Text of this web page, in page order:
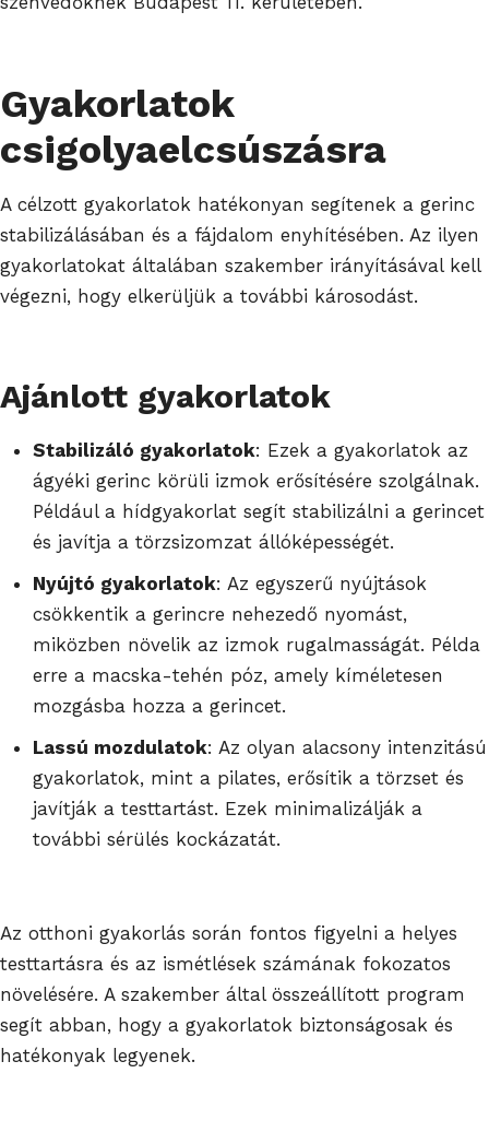
Gyakorlatok
csigolyaelcsúszásra
A célzott gyakorlatok hatékonyan segítenek a gerinc
stabilizálásában és a fájdalom enyhítésében. Az ilyen
gyakorlatokat általában szakember irányításával kell
végezni, hogy elkerüljük a további károsodást.
Ajánlott gyakorlatok
Stabilizáló gyakorlatok: Ezek a gyakorlatok az
ágyéki gerinc körüli izmok erősítésére szolgálnak.
Például a hídgyakorlat segít stabilizálni a gerincet
és javítja a törzsizomzat állóképességét.
Nyújtó gyakorlatok: Az egyszerű nyújtások
csökkentik a gerincre nehezedő nyomást,
miközben növelik az izmok rugalmasságát. Példa
erre a macska-tehén póz, amely kíméletesen
mozgásba hozza a gerincet.
Lassú mozdulatok: Az olyan alacsony intenzitású
gyakorlatok, mint a pilates, erősítik a törzset és
javítják a testtartást. Ezek minimalizálják a
további sérülés kockázatát.
Az otthoni gyakorlás során fontos figyelni a helyes
testtartásra és az ismétlések számának fokozatos
növelésére. A szakember által összeállított program
segít abban, hogy a gyakorlatok biztonságosak és
hatékonyak legyenek.